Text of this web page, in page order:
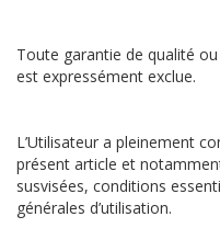
Toute garantie de qualité
est expressément exclue.
L’Utilisateur a pleinement
présent article et
susvisées, conditions
générales d’utilisation.